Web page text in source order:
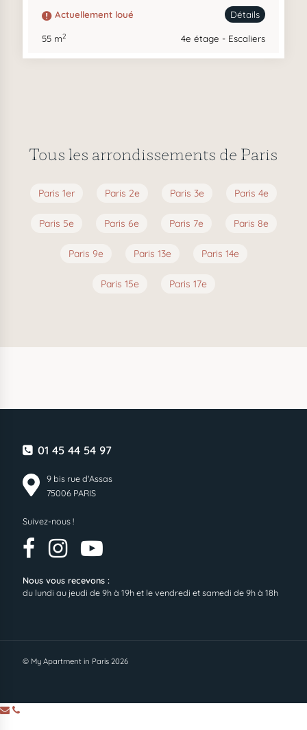
Actuellement loué Détails
55 m2 4e étage - Escaliers
Tous les arrondissements de Paris
Paris 1er Paris 2e Paris 3e Paris 4e
Paris 5e Paris 6e Paris 7e Paris 8e
Paris 9e Paris 13e Paris 14e
Paris 15e Paris 17e
01 45 44 54 97
9 bis rue d'Assas
75006 PARIS
Suivez-nous !
Nous vous recevons :
du lundi au jeudi de 9h à 19h et le vendredi et samedi de 9h à 18h
© My Apartment in Paris 2026